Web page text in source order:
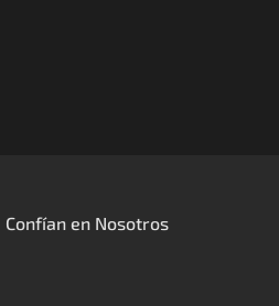
Confían en Nosotros